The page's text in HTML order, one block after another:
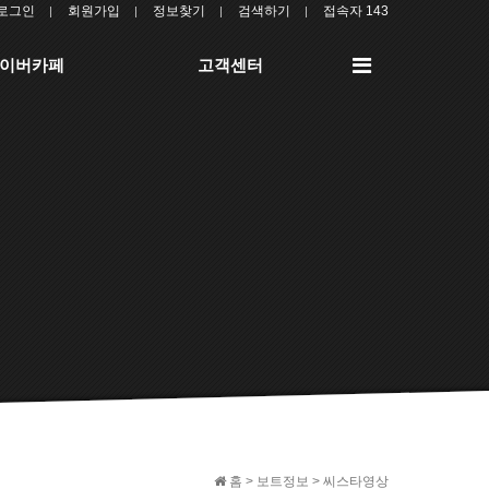
그인 회원가입 정보찾기 검색하기 접속자 143
버카페 고객센터
전
홈 > 보트정보 > 씨스타영상